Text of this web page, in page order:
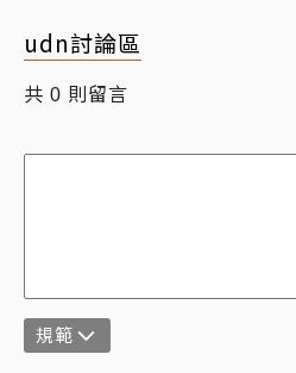
udn討論區
共 0 則留言
規範